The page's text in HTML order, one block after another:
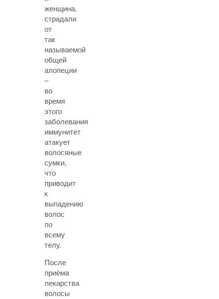
женщина,
страдали
от
так
называемой
общей
алопеции
–
во
время
этого
заболевания
иммунитет
атакует
волосяные
сумки,
что
приводит
к
выпадению
волос
по
всему
телу.
После
приёма
лекарства
волосы